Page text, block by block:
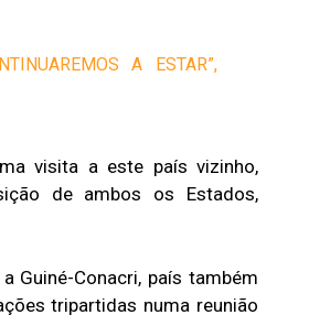
A ESTAR”,
visita a este país vizinho,
de ambos os Estados,
Guiné-Conacri, país também
tripartidas numa reunião